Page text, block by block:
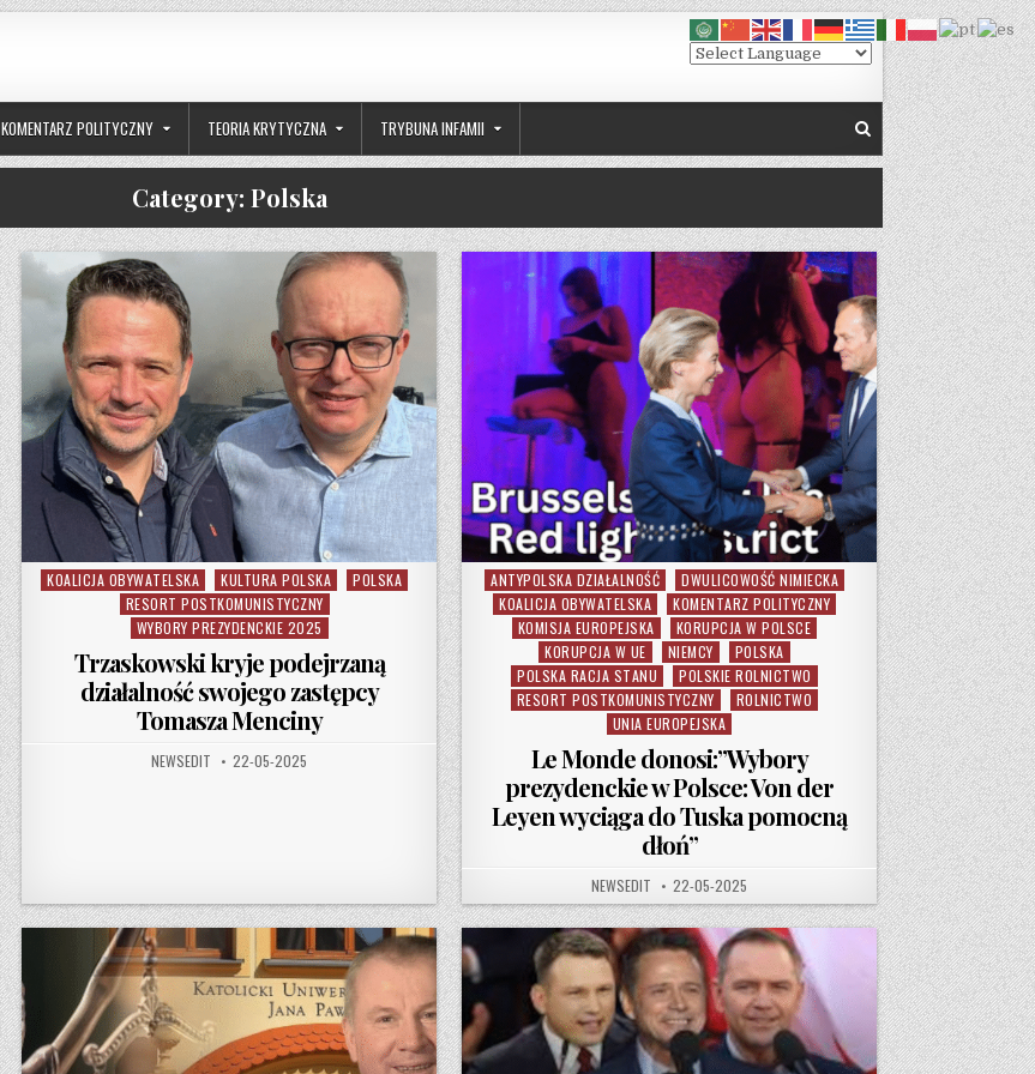
KOMENTARZ POLITYCZNY TEORIA KRYTYCZNA TRYBUNA INFAMII
Category: Polska
Posted in
KOALICJA OBYWATELSKA KULTURA POLSKA
POLSKA
RESORT POSTKOMUNISTYCZNY
WYBORY PREZYDENCKIE 2025
Trzaskowski kryje podejrzaną
działalność swojego zastępcy
Tomasza Menciny
AUTHOR:
NEWSEDIT PUBLISHED DATE:
22-05-2025
Posted in
ANTYPOLSKA DZIAŁALNOŚĆ
DWULICOWOŚĆ NIMIECKA
KOALICJA OBYWATELSKA
KOMENTARZ POLITYCZNY
KOMISJA EUROPEJSKA
KORUPCJA W POLSCE
KORUPCJA W UE
NIEMCY
POLSKA
POLSKA RACJA STANU
POLSKIE ROLNICTWO
RESORT POSTKOMUNISTYCZNY
ROLNICTWO
UNIA EUROPEJSKA
Le Monde donosi:”Wybory
prezydenckie w Polsce: Von der
Leyen wyciąga do Tuska pomocną
dłoń”
AUTHOR:
NEWSEDIT PUBLISHED DATE:
22-05-2025